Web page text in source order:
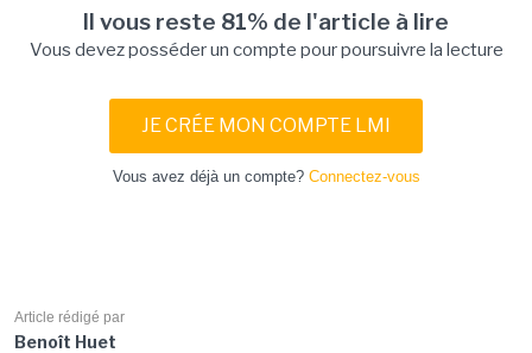
Il vous reste 81% de l'article à lire
Vous devez posséder un compte pour poursuivre la lecture
JE CRÉE MON COMPTE LMI
Vous avez déjà un compte? Connectez-vous
Article rédigé par
Benoît Huet